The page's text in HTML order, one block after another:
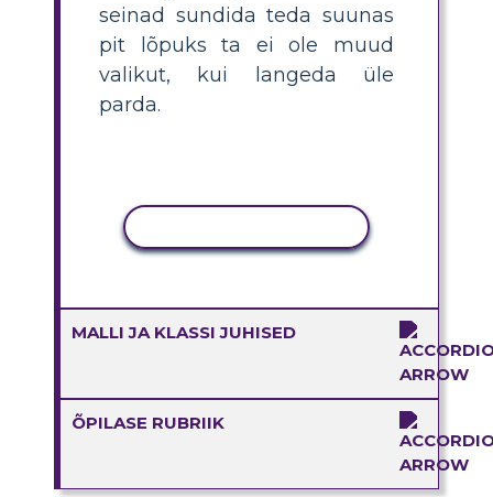
seinad sundida teda suunas
pit lõpuks ta ei ole muud
valikut, kui langeda üle
parda.
MALLI JA KLASSI JUHISED
ÕPILASE RUBRIIK